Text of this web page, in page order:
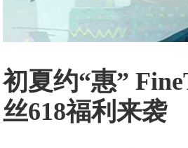
初夏约“惠”
丝618福利来袭